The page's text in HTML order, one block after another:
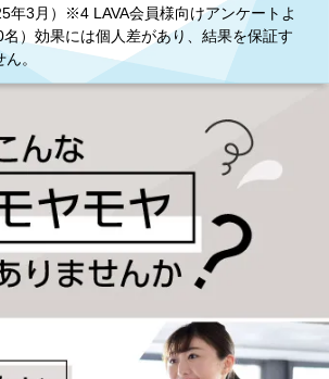
年3月）※4 LAVA会員様向けアンケートよ
）効果には個人差があり、結果を保証す
。